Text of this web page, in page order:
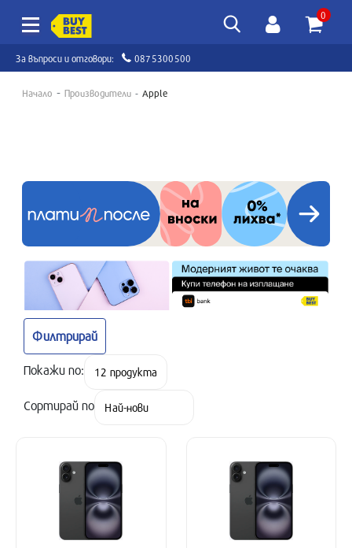
0
За въпроси и отговори: 0875300500
Начало Производители Apple
Филтрирай
Покажи по:
Сортирай по